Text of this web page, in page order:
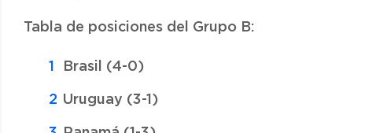
Tabla de posiciones del Grupo B:
Brasil (4-0)
Uruguay (3-1)